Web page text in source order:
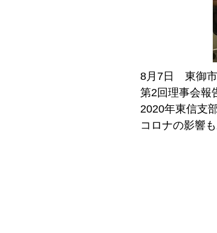
8月7日 東御市
第2回理事会報
2020年東信支
コロナの影響